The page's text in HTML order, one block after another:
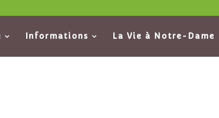
Informations La Vie à Notre-Dame